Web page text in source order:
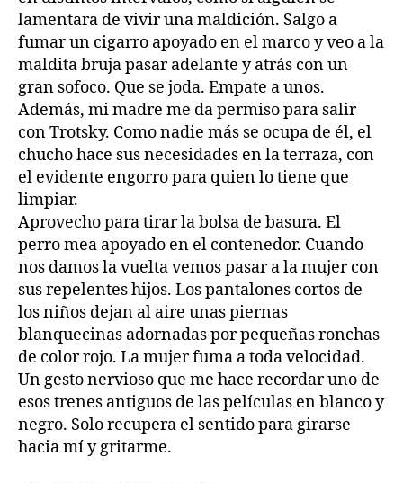
lamentara de vivir una maldición. Salgo a
fumar un cigarro apoyado en el marco y veo a la
maldita bruja pasar adelante y atrás con un
gran sofoco. Que se joda. Empate a unos.
Además, mi madre me da permiso para salir
con Trotsky. Como nadie más se ocupa de él, el
chucho hace sus necesidades en la terraza, con
el evidente engorro para quien lo tiene que
limpiar.
Aprovecho para tirar la bolsa de basura. El
perro mea apoyado en el contenedor. Cuando
nos damos la vuelta vemos pasar a la mujer con
sus repelentes hijos. Los pantalones cortos de
los niños dejan al aire unas piernas
blanquecinas adornadas por pequeñas ronchas
de color rojo. La mujer fuma a toda velocidad.
Un gesto nervioso que me hace recordar uno de
esos trenes antiguos de las películas en blanco y
negro. Solo recupera el sentido para girarse
hacia mí y gritarme.